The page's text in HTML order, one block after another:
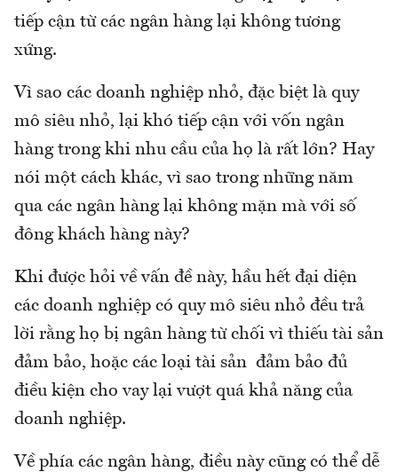
tiếp cận từ các ngân hàng lại không tương
xứng.
Vì sao các doanh nghiệp nhỏ, đặc biệt là quy
mô siêu nhỏ, lại khó tiếp cận với vốn ngân
hàng trong khi nhu cầu của họ là rất lớn? Hay
nói một cách khác, vì sao trong những năm
qua các ngân hàng lại không mặn mà với số
đông khách hàng này?
Khi được hỏi về vấn đề này, hầu hết đại diện
các doanh nghiệp có quy mô siêu nhỏ đều trả
lời rằng họ bị ngân hàng từ chối vì thiếu tài sản
đảm bảo, hoặc các loại tài sản đảm bảo đủ
điều kiện cho vay lại vượt quá khả năng của
doanh nghiệp.
Về phía các ngân hàng, điều này cũng có thể dễ